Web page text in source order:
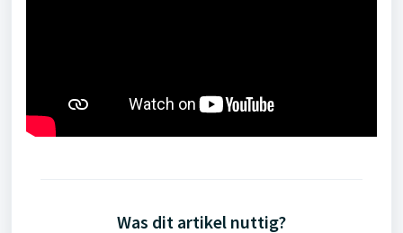
Was dit artikel nuttig?